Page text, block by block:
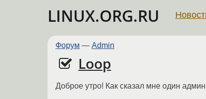
LINUX.ORG.RU
Форум — Admin
Loop
Доброе утро! Как сказал мне один